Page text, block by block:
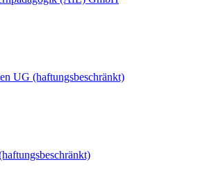
UG (haftungsbeschränkt)